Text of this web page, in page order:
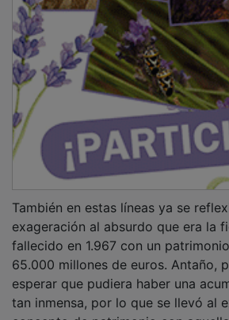
exageración al absurdo que era la
fallecido en 1.967 con un
65.000 millones de euros. Antaño,
esperar que pudiera haber una
tan inmensa, por lo que se llevó al
concepto de patrimonio con aquella